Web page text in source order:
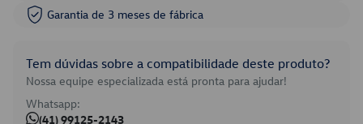
Garantia de 3 meses de fábrica
Tem dúvidas sobre a compatibilidade deste produto?
Nossa equipe especializada está pronta para ajudar!
Whatsapp:
(41) 99125-2143